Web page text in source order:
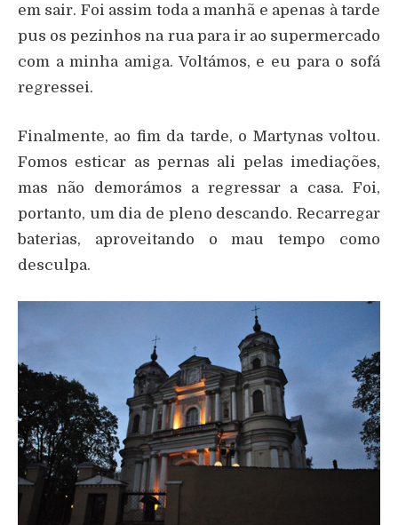
em sair. Foi assim toda a manhã e apenas à tarde
pus os pezinhos na rua para ir ao supermercado
com a minha amiga. Voltámos, e eu para o sofá
regressei.
Finalmente, ao fim da tarde, o Martynas voltou.
Fomos esticar as pernas ali pelas imediações,
mas não demorámos a regressar a casa. Foi,
portanto, um dia de pleno descando. Recarregar
baterias, aproveitando o mau tempo como
desculpa.